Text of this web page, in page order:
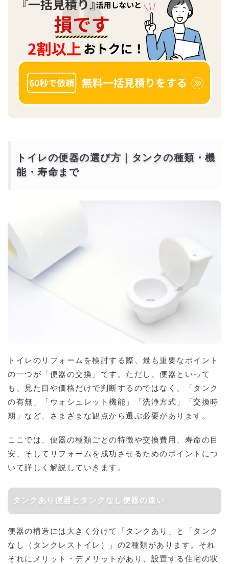
トイレの便器の選び方｜タンクの種類・機
能・寿命まで
トイレのリフォームを検討する際、最も重要なポイント
の一つが「便器の交換」です。ただし、便器といって
も、見た目や価格だけで判断するのではなく、「タンク
の有無」「ウォシュレット機能」「洗浄方式」「交換時
期」など、さまざまな観点から選ぶ必要があります。
ここでは、便器の種類ごとの特徴や交換費用、寿命の目
安、そしてリフォームを成功させるためのポイントにつ
いて詳しく解説していきます。
タンクあり便器とタンクなし便器の違い
便器の構造には大きく分けて「タンクあり」と「タンク
なし（タンクレストイレ）」の2種類があります。それ
ぞれにメリット・デメリットがあり、設置する住宅の状